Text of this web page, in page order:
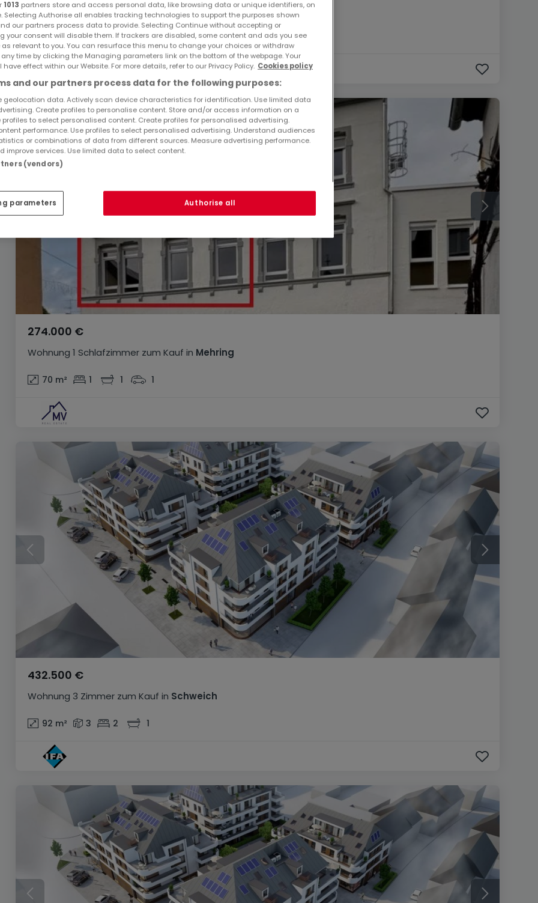
Wohnung 3 Schlafzimmer zum KaufinMehring
110 m² 3 1 1
Wohnung 1 Schlafzimmer zum Kauf in Mehring
274.000 €
70 m² 1 1 1
Wohnung 3 Zimmer zum Kauf in Schweich
432.500 €
92 m² 3 2 1
1013 partners store and access personal data, like browsing data or unique identifiers, on
Selecting Authorise all enables tracking technologies to support the purposes shown
our partners process data to provide. Selecting Continue without accepting or
your consent will disable them. If trackers are disabled, some content and ads you see
as relevant to you. You can resurface this menu to change your choices or withdraw
time by clicking the Managing parameters link on the bottom of the webpage. Your
have effect within our Website. For more details, refer to our Privacy Policy. Cookies policy
and our partners process data for the following purposes:
geolocation data. Actively scan device characteristics for identification. Use limited data
Create profiles to personalise content. Store and/or access information on a
profiles to select personalised content. Create profiles for personalised advertising.
performance. Use profiles to select personalised advertising. Understand audiences
or combinations of data from different sources. Measure advertising performance.
improve services. Use limited data to select content.
(vendors)
parameters Authorise all